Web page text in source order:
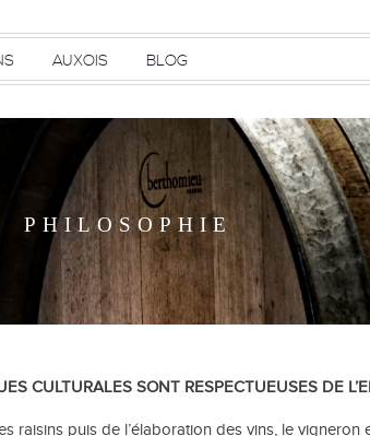
AUXOIS BLOG
PHILOSOPHIE
CULTURALES SONT RESPECTUEUSES DE
puis de l’élaboration des vins, le